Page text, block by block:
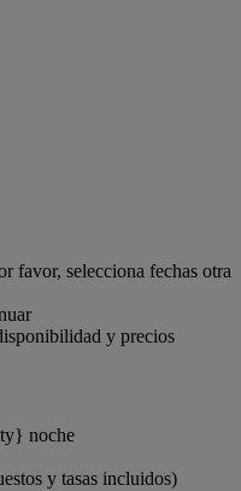
favor, selecciona fechas otra
y precios
noche
y tasas incluidos)